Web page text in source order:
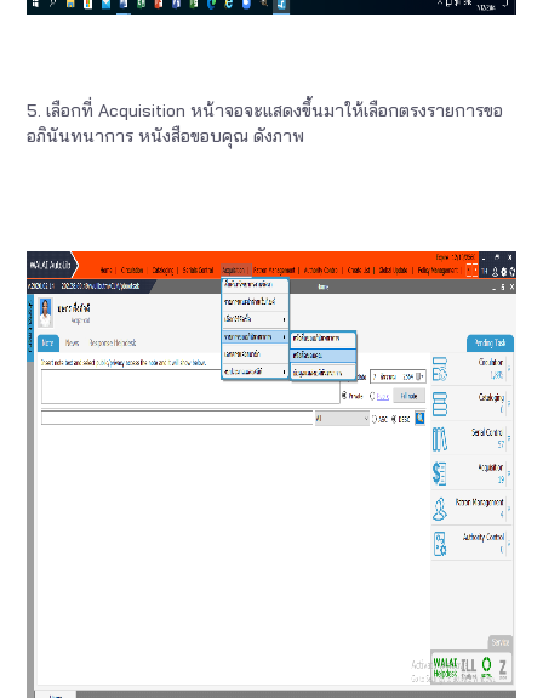
5. เลือกที่ Acquisition หน้าจอจะแสดงขึ้นมาให้เลือกตรงรายการขอ
อภินันทนาการ หนังสือขอบคุณ ดังภาพ